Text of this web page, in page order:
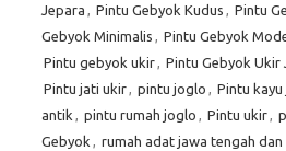
Jepara , Pintu Gebyok Kudus , Pintu
Gebyok Minimalis , Pintu Gebyok
Pintu gebyok ukir, Pintu Gebyok Ukir
Pintu jati ukir, pintu joglo , Pintu
antik , pintu rumah joglo , Pintu ukir,
Gebyok , rumah adat jawa tengah dan